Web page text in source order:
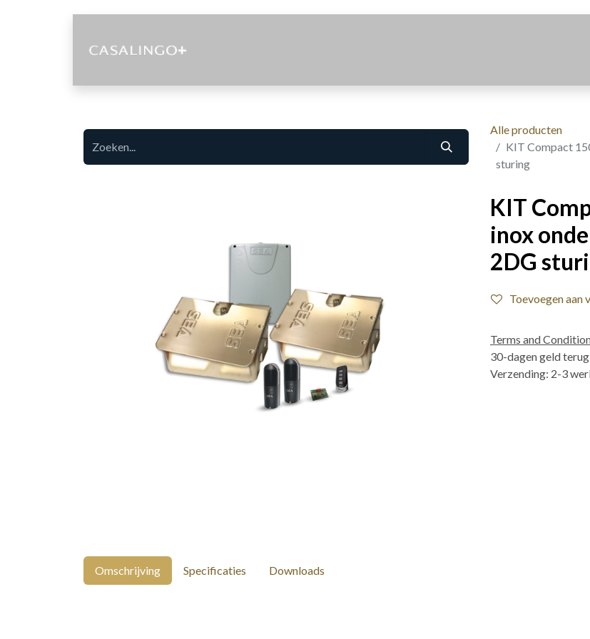
Alle producten
KIT Compact
sturing
KIT
inox
2DG
Toevoegen aan
Terms and
30-dagen geld
Verzending: 2-3
Omschrijving Specificaties Downloads